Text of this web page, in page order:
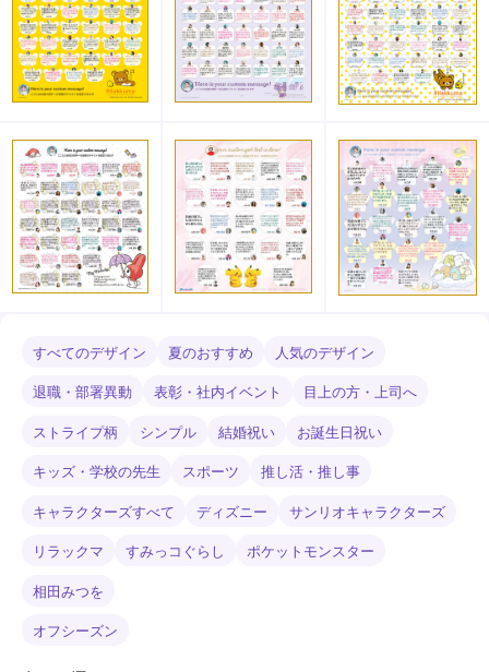
すべてのデザイン 夏のおすすめ
人気のデザイン
退職・部署異動
表彰・社内イベント
目上の方・上司へ
ストライプ柄
シンプル 結婚祝い
お誕生日祝い
キッズ・学校の先生
スポーツ
推し活・推し事
キャラクターズすべて
ディズニー
サンリオキャラクターズ
リラックマ
すみっコぐらし
ポケットモンスター
相田みつを
オフシーズン